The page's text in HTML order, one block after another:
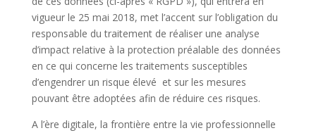
vigueur le 25 mai 2018, met l’accent sur l’obligation du
responsable du traitement de réaliser une analyse
d’impact relative à la protection préalable des données
en ce qui concerne les traitements susceptibles
d’engendrer un risque élevé et sur les mesures
pouvant être adoptées afin de réduire ces risques.
A l’ère digitale, la frontière entre la vie professionnelle